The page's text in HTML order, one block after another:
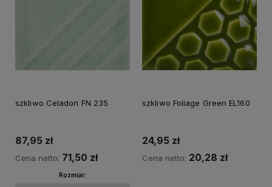
szkliwo Celadon FN 235
87,95 zł
Cena netto: 71,50 zł
Rozmiar:
szkliwo Foliage Green EL160
24,95 zł
Cena netto: 20,28 zł